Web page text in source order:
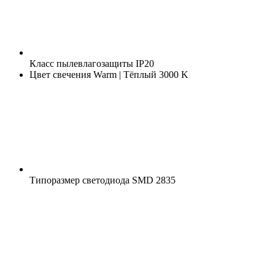
Класс пылевлагозащиты IP20
Цвет свечения Warm | Тёплый 3000 K
Типоразмер светодиода SMD 2835